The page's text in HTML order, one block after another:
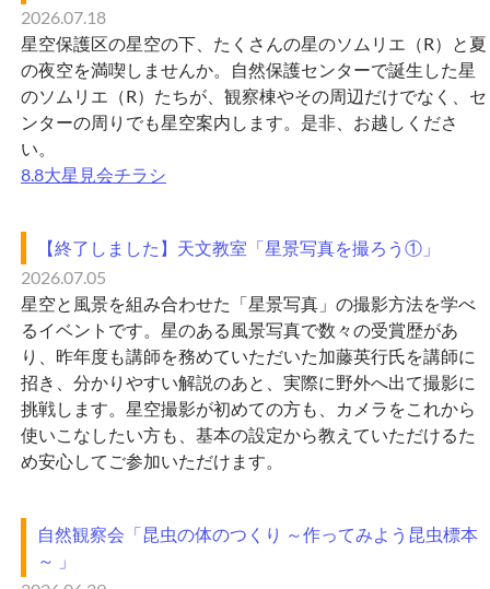
2026.07.18
星空保護区の星空の下、たくさんの星のソムリエ（R）と夏
の夜空を満喫しませんか。自然保護センターで誕生した星
のソムリエ（R）たちが、観察棟やその周辺だけでなく、セ
ンターの周りでも星空案内します。是非、お越しくださ
い。
8.8大星見会チラシ
【終了しました】天文教室「星景写真を撮ろう①」
2026.07.05
星空と風景を組み合わせた「星景写真」の撮影方法を学べ
るイベントです。星のある風景写真で数々の受賞歴があ
り、昨年度も講師を務めていただいた加藤英行氏を講師に
招き、分かりやすい解説のあと、実際に野外へ出て撮影に
挑戦します。星空撮影が初めての方も、カメラをこれから
使いこなしたい方も、基本の設定から教えていただけるた
め安心してご参加いただけます。
自然観察会「昆虫の体のつくり ～作ってみよう昆虫標本
～ 」